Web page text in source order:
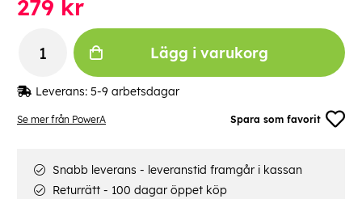
Se mer från PowerA Spara som favorit
279 kr
Lägg i varukorg
Leverans: 5-9 arbetsdagar
Snabb leverans - leveranstid framgår i kassan
Returrätt - 100 dagar öppet köp